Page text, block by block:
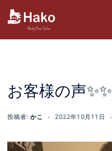
お客様の声✨✨
投稿者: かこ 2022年10月11日